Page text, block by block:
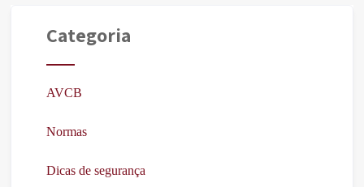
Categoria
AVCB
Normas
Dicas de segurança